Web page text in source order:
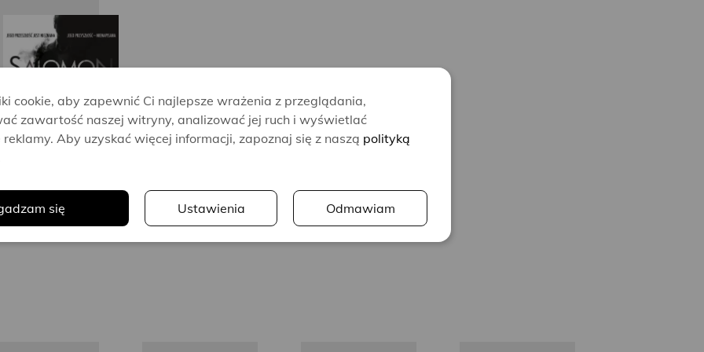
Simon
Toyne
cookie, aby zapewnić Ci najlepsze wrażenia z przeglądania,
zawartość naszej witryny, analizować jej ruch i wyświetlać
Aby uzyskać więcej informacji, zapoznaj się z naszą polityką
się Ustawienia Odmawiam